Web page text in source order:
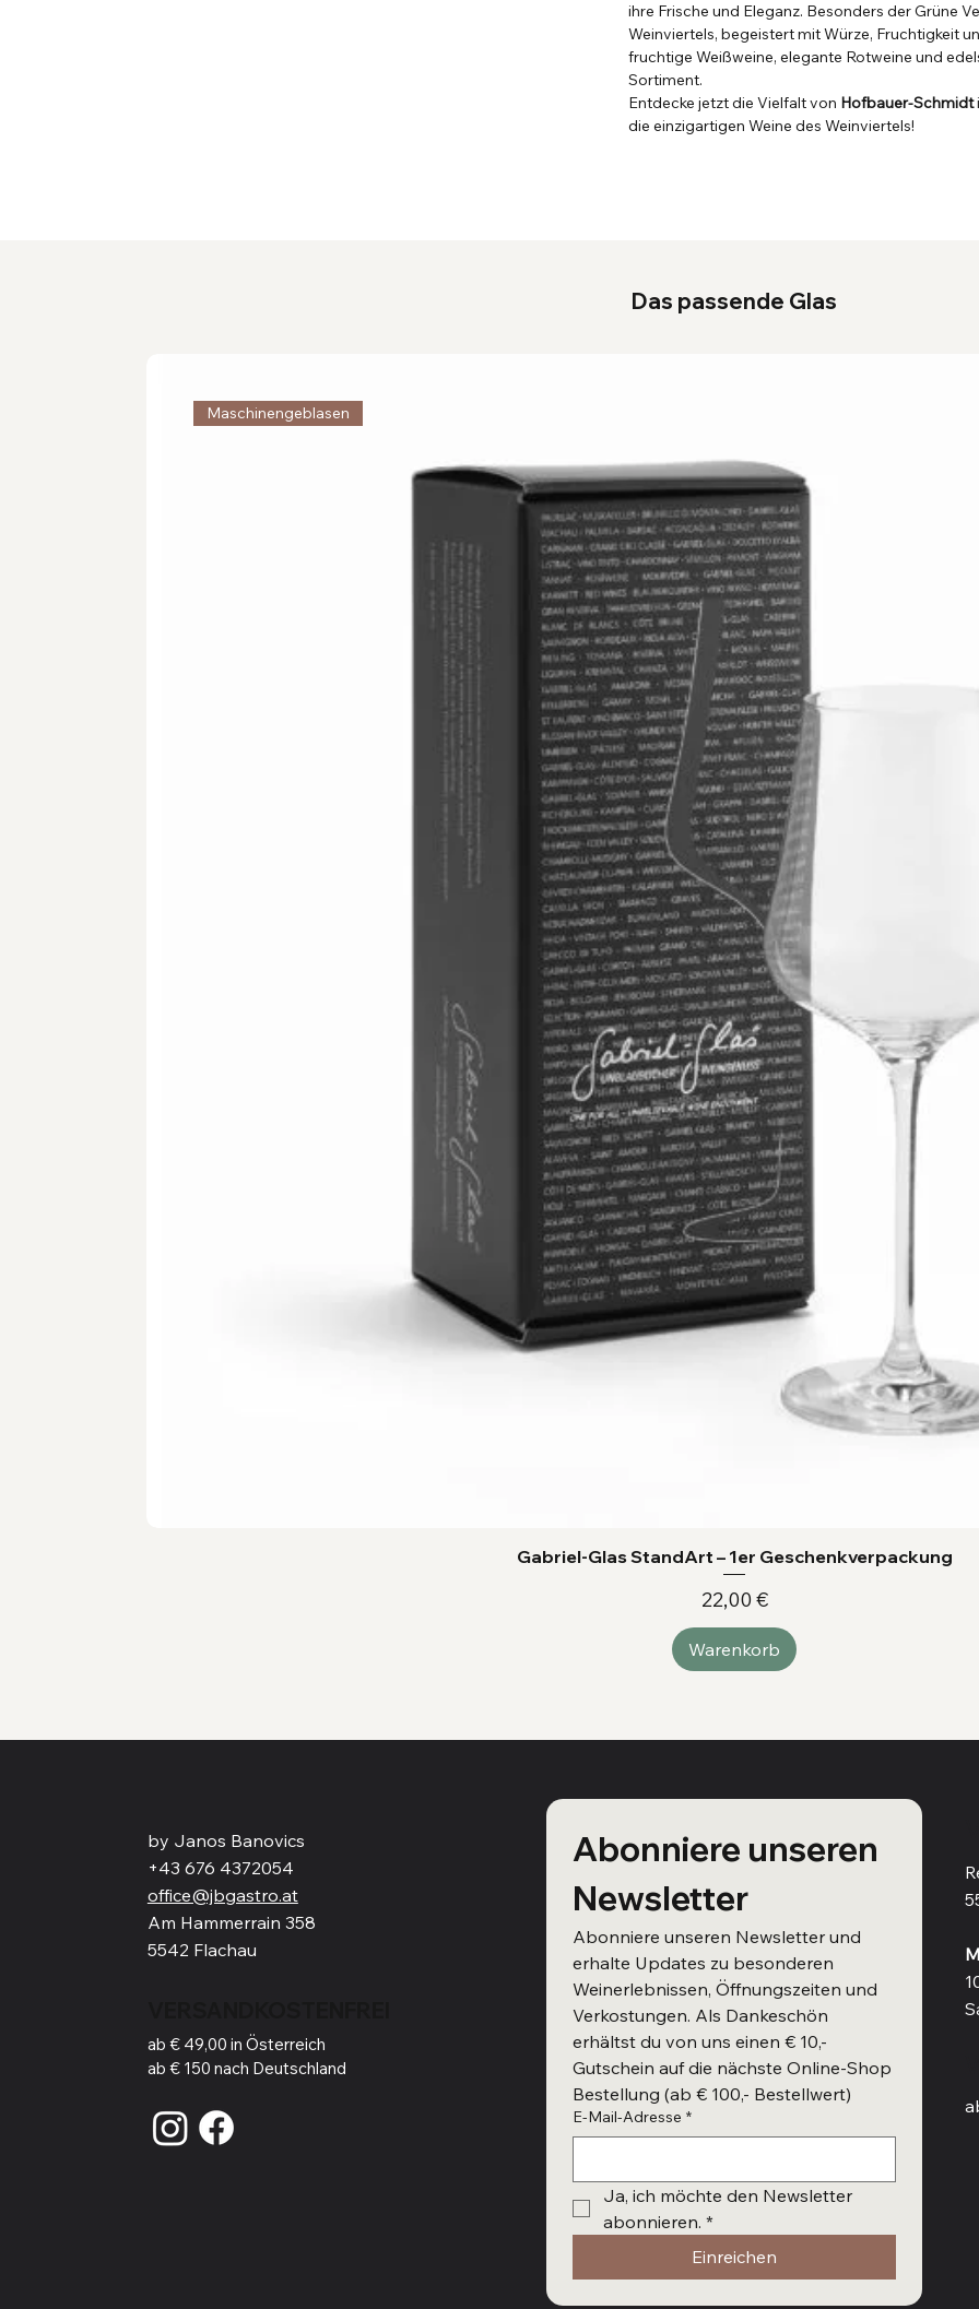
Das passende Glas
Maschinengeblasen
Gabriel-Glas StandArt – 1er Geschenkverpackung
Preis
22,00 €
Warenkorb
ihre Frische und Eleganz. Besonders der Grüne
Weinviertels, begeistert mit Würze, Fruchtigkeit
fruchtige Weißweine, elegante Rotweine und
Sortiment.
Entdecke jetzt die Vielfalt von Hofbauer-Schmidt
die einzigartigen Weine des Weinviertels!
by Janos Banovics
+43 676 4372054
office@jbgastro.at
Am Hammerrain 358
5542 Flachau
ab € 49,00 in Österreich
ab € 150 nach Deutschland
Abonniere unseren
Newsletter
Abonniere unseren Newsletter und
erhalte Updates zu besonderen
Weinerlebnissen, Öffnungszeiten und
Verkostungen. Als Dankeschön
erhältst du von uns einen € 10,-
Gutschein auf die nächste Online-Shop
Bestellung (ab € 100,- Bestellwert)
E-Mail-Adresse *
Ja, ich möchte den Newsletter
abonnieren. *
Einreichen